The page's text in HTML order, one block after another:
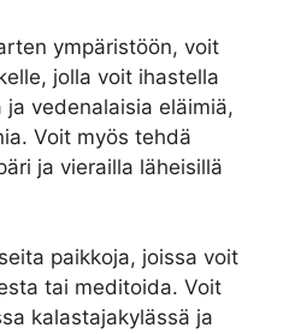
ympäristöön, voit
jolla voit ihastella
vedenalaisia eläimiä,
Voit myös tehdä
ja vierailla läheisillä
paikkoja, joissa voit
tai meditoida. Voit
kalastajakylässä ja